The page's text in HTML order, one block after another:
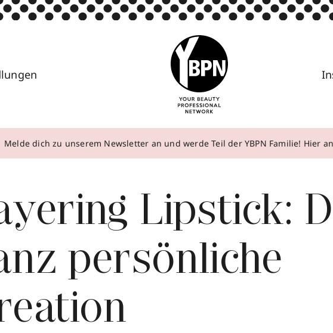
Melde dich zu unserem Newsletter an und werde Teil der YBPN Familie! Hier
Lipstick:
persönliche